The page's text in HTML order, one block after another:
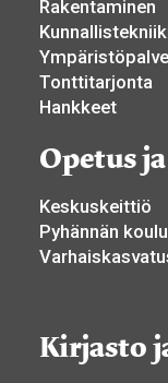
Rakentaminen
Tonttitarjonta
Hankkeet
Opetus
Keskuskeittiö
Pyhännän koulu
Kirjasto